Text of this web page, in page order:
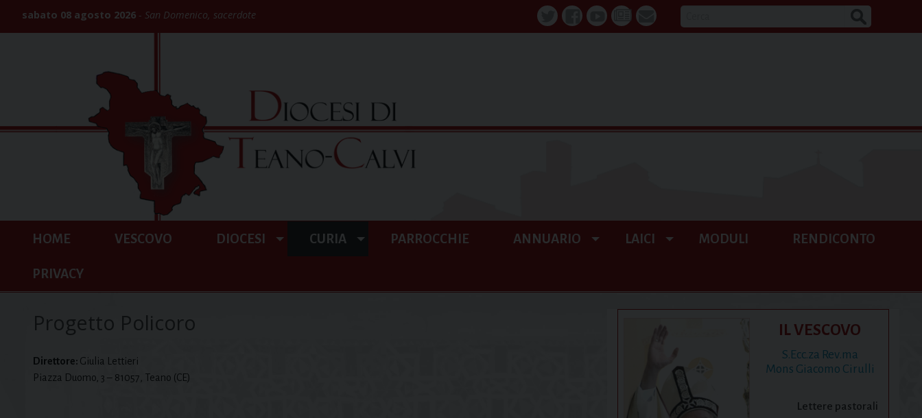
sabato 08 agosto 2026 San Domenico, sacerdote
TwitterFacebookYoutube
La webmail
HOME VESCOVO DIOCESI CURIA PARROCCHIE ANNUARIO LAICI MODULI RENDICONTO
PRIVACY
Progetto Policoro
Direttore: Giulia Lettieri
Piazza Duomo, 3 – 81057, Teano (CE)
IL VESCOVO
S.Ecc.za Rev.ma
Mons Giacomo Cirulli
Lettere pastorali